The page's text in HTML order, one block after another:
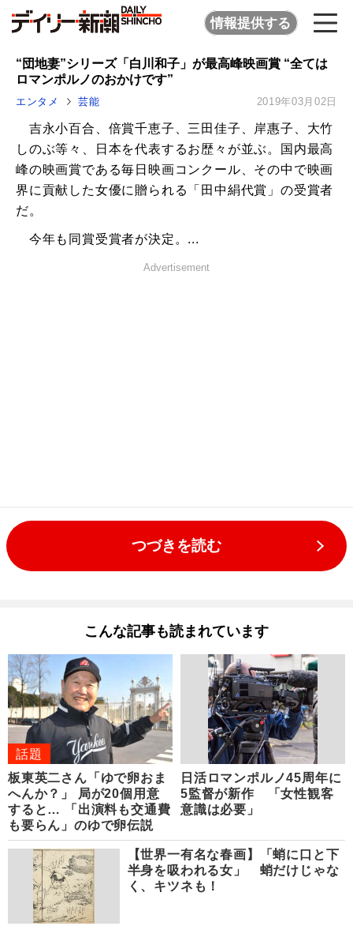
情報提供する
“団地妻”シリーズ「白川和子」が最高峰映画賞 “全ては
ロマンポルノのおかけです”
エンタメ 芸能 2019年03月02日
吉永小百合、倍賞千恵子、三田佳子、岸惠子、大竹
しのぶ等々、日本を代表するお歴々が並ぶ。国内最高
峰の映画賞である毎日映画コンクール、その中で映画
界に貢献した女優に贈られる「田中絹代賞」の受賞者
だ。
今年も同賞受賞者が決定。...
Advertisement
つづきを読む
こんな記事も読まれています
話題
板東英二さん「ゆで卵おま
へんか？」 局が20個用意
すると… 「出演料も交通費
も要らん」のゆで卵伝説
日活ロマンポルノ45周年に
5監督が新作 「女性観客
意識は必要」
【世界一有名な春画】「蛸に口と下
半身を吸われる女」 蛸だけじゃな
く、キツネも！